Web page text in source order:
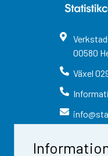
00580
Växel